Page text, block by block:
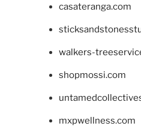
casateranga.com
walkers-
shopmossi.com
mxpwellness.com